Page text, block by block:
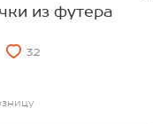
из футера
32